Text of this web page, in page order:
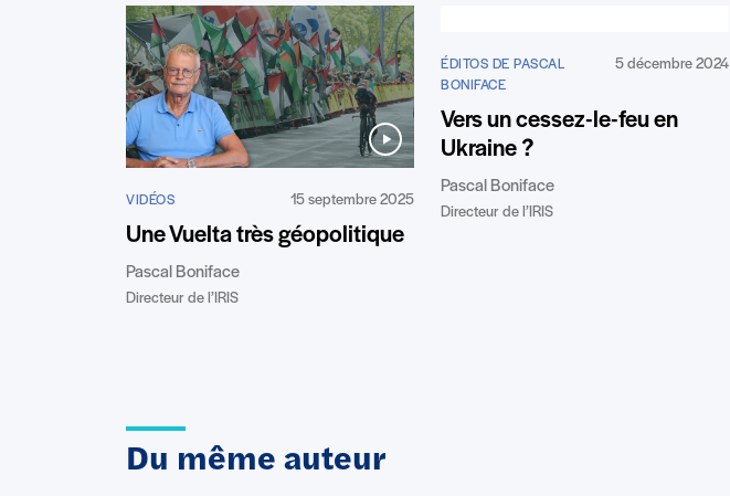
VIDÉOS 15 septembre 2025
Une Vuelta très géopolitique
Pascal Boniface
Directeur de l’IRIS
ÉDITOS DE PASCAL
BONIFACE
5 décembre 2024
Vers un cessez-le-feu en
Ukraine ?
Pascal Boniface
Directeur de l’IRIS
Du même auteur